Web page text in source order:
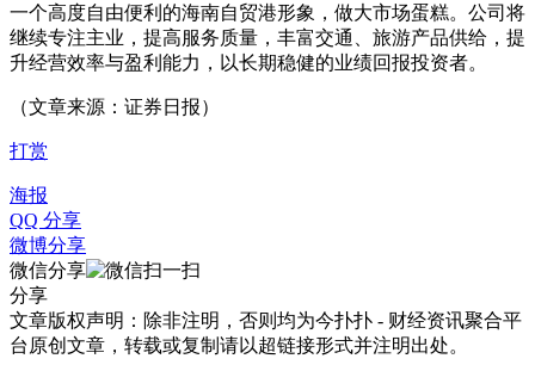
一个高度自由便利的海南自贸港形象，做大市场蛋糕。公司将
继续专注主业，提高服务质量，丰富交通、旅游产品供给，提
升经营效率与盈利能力，以长期稳健的业绩回报投资者。
（文章来源：证券日报）
打赏
海报
QQ 分享
微博分享
微信分享
分享
文章版权声明：除非注明，否则均为今扑扑 - 财经资讯聚合平
台 原创文章，转载或复制请以超链接形式并注明出处。